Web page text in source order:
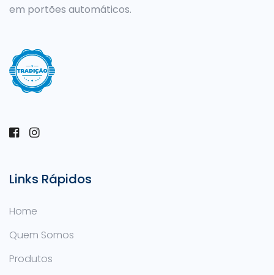
em portões automáticos.
Links Rápidos
Home
Quem Somos
Produtos